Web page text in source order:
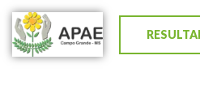
APAE de Campo